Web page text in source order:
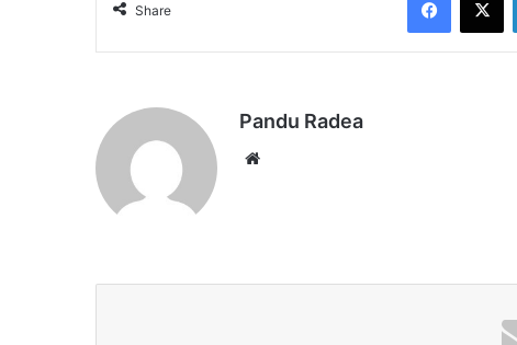
Share
Pandu Radea